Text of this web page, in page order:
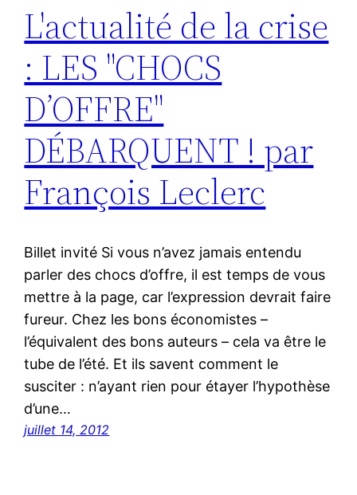
L'actualité de la crise
: LES "CHOCS
D’OFFRE"
DÉBARQUENT ! par
François Leclerc
Billet invité Si vous n’avez jamais entendu
parler des chocs d’offre, il est temps de vous
mettre à la page, car l’expression devrait faire
fureur. Chez les bons économistes –
l’équivalent des bons auteurs – cela va être le
tube de l’été. Et ils savent comment le
susciter : n’ayant rien pour étayer l’hypothèse
d’une…
juillet 14, 2012